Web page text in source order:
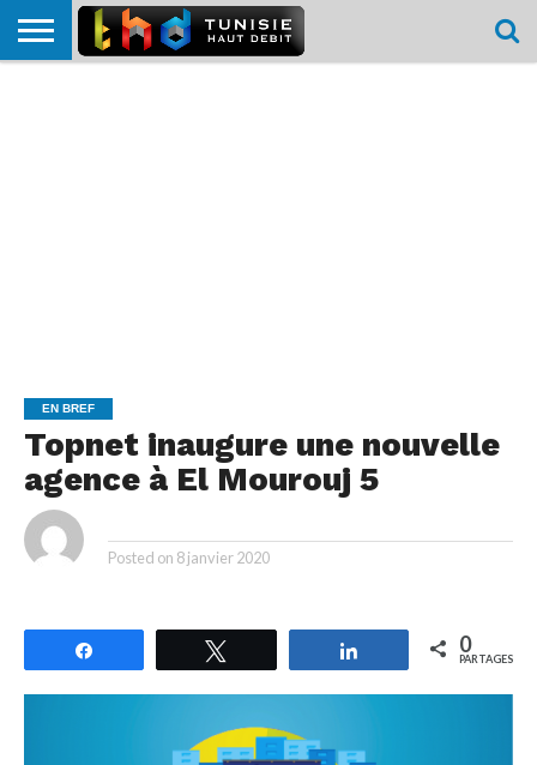
EN BREF
Topnet inaugure une nouvelle
agence à El Mourouj 5
Posted on 8 janvier 2020
Partagez 0
PARTAGES